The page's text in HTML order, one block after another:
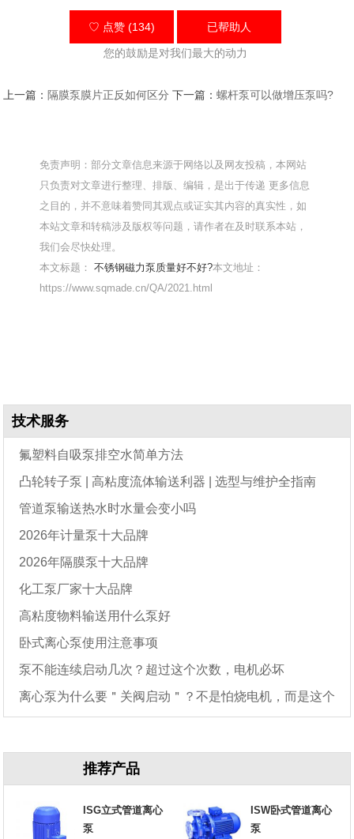
♡ 点赞 (134) 已帮助人
您的鼓励是对我们最大的动力
上一篇： 隔膜泵膜片正反如何区分 下一篇：螺杆泵可以做增压泵吗?
免责声明：部分文章信息来源于网络以及网友投稿，本网站
只负责对文章进行整理、排版、编辑，是出于传递 更多信息
之目的，并不意味着赞同其观点或证实其内容的真实性，如
本站文章和转稿涉及版权等问题，请作者在及时联系本站，
我们会尽快处理。
本文标题：不锈钢磁力泵质量好不好?本文地址：
https://www.sqmade.cn/QA/2021.html
技术服务
氟塑料自吸泵排空水简单方法
凸轮转子泵 | 高粘度流体输送利器 | 选型与维护全指南
管道泵输送热水时水量会变小吗
2026年计量泵十大品牌
2026年隔膜泵十大品牌
化工泵厂家十大品牌
高粘度物料输送用什么泵好
卧式离心泵使用注意事项
泵不能连续启动几次？超过这个次数，电机必坏
离心泵为什么要＂关阀启动＂？不是怕烧电机，而是这个
推荐产品
ISG立式管道离心
泵
ISW卧式管道离心
泵